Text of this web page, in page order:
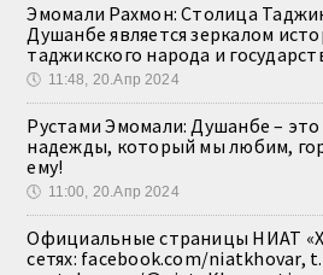
Эмомали Рахмон: Столица
Душанбе является зеркалом
таджикского народа и
🕔 11:48, 20.Апр 2024
Рустами Эмомали: Душанбе –
надежды, который мы любим,
ему!
🕔 11:00, 20.Апр 2024
Официальные страницы НИАТ
сетях: facebook.com/niatkhovar,